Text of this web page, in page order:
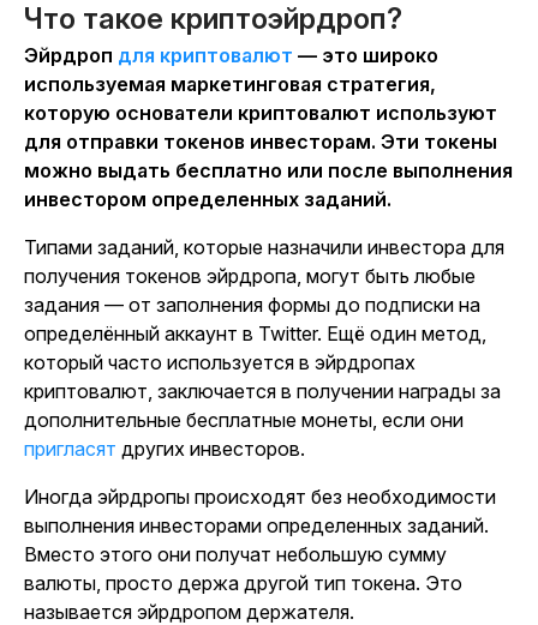
Что такое криптоэйрдроп?
Эйрдроп для криптовалют — это широко
используемая маркетинговая стратегия,
которую основатели криптовалют используют
для отправки токенов инвесторам. Эти токены
можно выдать бесплатно или после выполнения
инвестором определенных заданий.
Типами заданий, которые назначили инвестора для
получения токенов эйрдропа, могут быть любые
задания — от заполнения формы до подписки на
определённый аккаунт в Twitter. Ещё один метод,
который часто используется в эйрдропах
криптовалют, заключается в получении награды за
дополнительные бесплатные монеты, если они
пригласят других инвесторов.
Иногда эйрдропы происходят без необходимости
выполнения инвесторами определенных заданий.
Вместо этого они получат небольшую сумму
валюты, просто держа другой тип токена. Это
называется эйрдропом держателя.